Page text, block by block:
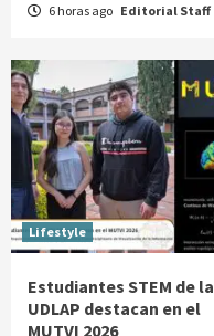
6 horas ago Editorial Staff
Lifestyle
Estudiantes STEM de la
UDLAP destacan en el
MUTVI 2026